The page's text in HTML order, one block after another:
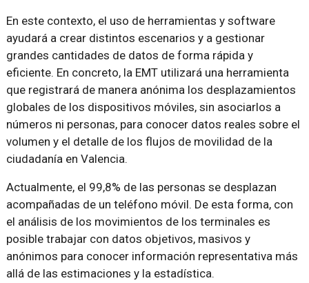
En este contexto, el uso de herramientas y software
ayudará a crear distintos escenarios y a gestionar
grandes cantidades de datos de forma rápida y
eficiente. En concreto, la EMT utilizará una herramienta
que registrará de manera anónima los desplazamientos
globales de los dispositivos móviles, sin asociarlos a
números ni personas, para conocer datos reales sobre el
volumen y el detalle de los flujos de movilidad de la
ciudadanía en Valencia.
Actualmente, el 99,8% de las personas se desplazan
acompañadas de un teléfono móvil. De esta forma, con
el análisis de los movimientos de los terminales es
posible trabajar con datos objetivos, masivos y
anónimos para conocer información representativa más
allá de las estimaciones y la estadística.